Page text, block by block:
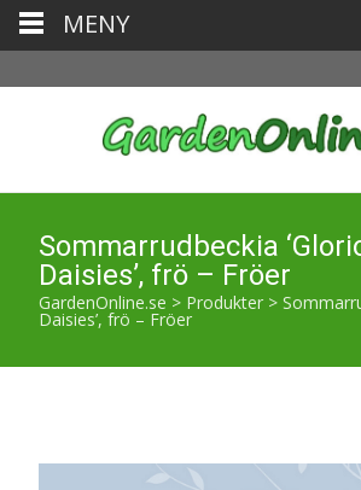
Sommarrudbeckia
Daisies’, frö – Fröer
GardenOnline.se > Produkter >
Daisies’, frö – Fröer
MENY